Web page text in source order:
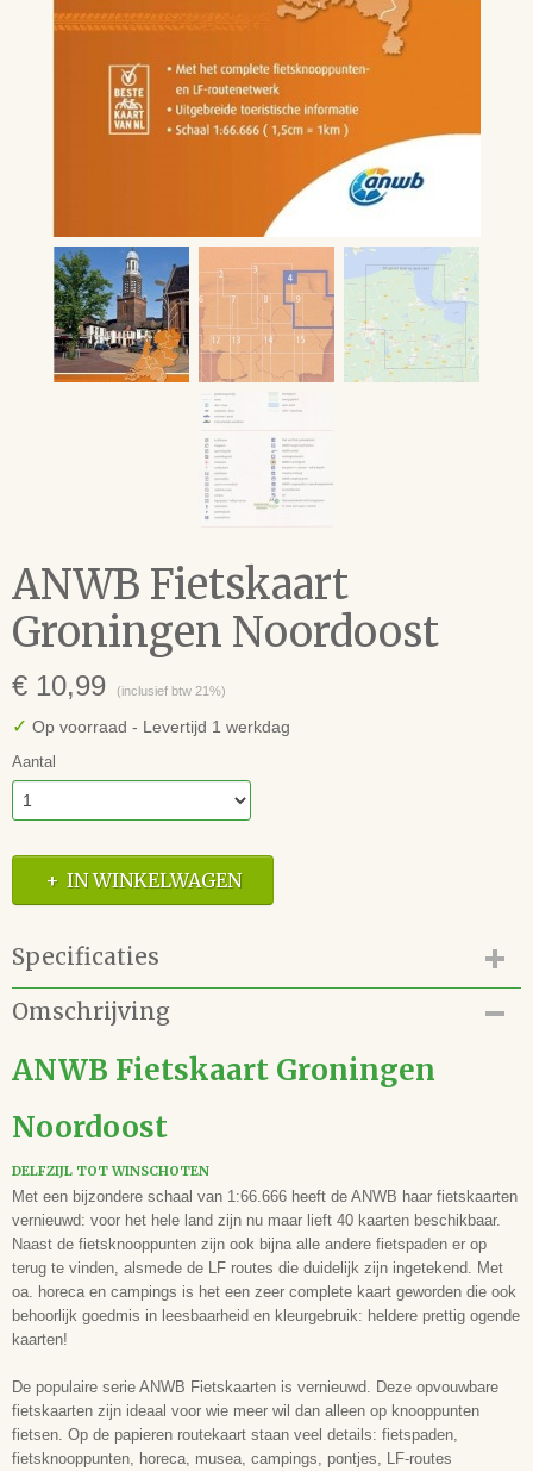
ANWB Fietskaart
Groningen Noordoost
€ 10,99 (inclusief btw 21%)
✓ Op voorraad - Levertijd 1 werkdag
Aantal
IN WINKELWAGEN
Specificaties
Productcode
42.132.018
9789018047054
-
Vertaling
-
Uitgever
ANWB
Samenwerking
-
1e
Uitvoering
Uitvouwkaart, Full colour
Omschrijving
ANWB Fietskaart Groningen
Noordoost
DELFZIJL TOT WINSCHOTEN
Met een bijzondere schaal van 1:66.666 heeft de ANWB haar fietskaarten
vernieuwd: voor het hele land zijn nu maar lieft 40 kaarten beschikbaar.
Naast de fietsknooppunten zijn ook bijna alle andere fietspaden er op
terug te vinden, alsmede de LF routes die duidelijk zijn ingetekend. Met
oa. horeca en campings is het een zeer complete kaart geworden die ook
behoorlijk goedmis in leesbaarheid en kleurgebruik: heldere prettig ogende
kaarten!
De populaire serie ANWB Fietskaarten is vernieuwd. Deze opvouwbare
fietskaarten zijn ideaal voor wie meer wil dan alleen op knooppunten
fietsen. Op de papieren routekaart staan veel details: fietspaden,
fietsknooppunten, horeca, musea, campings, pontjes, LF-routes